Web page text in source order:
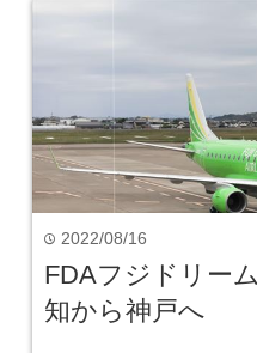
time 2022/08/16
FDAフジドリー
知から神戸へ